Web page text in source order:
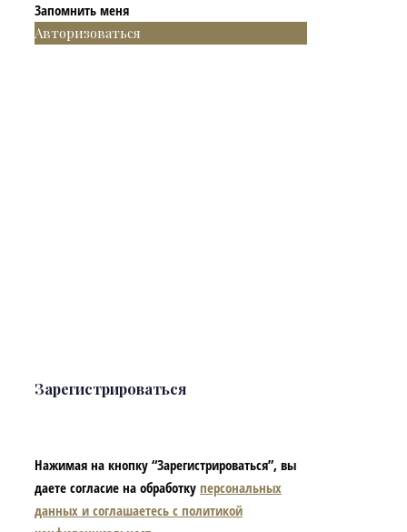
Запомнить меня
Авторизоваться
Зарегистрироваться
Нажимая на кнопку “Зарегистрироваться”, вы
даете согласие на обработку персональных
данных и соглашаетесь с политикой